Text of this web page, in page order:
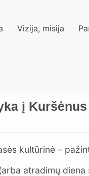
Vizija, misija
į Kuršėnus
kultūrinė –
(arba atradimų